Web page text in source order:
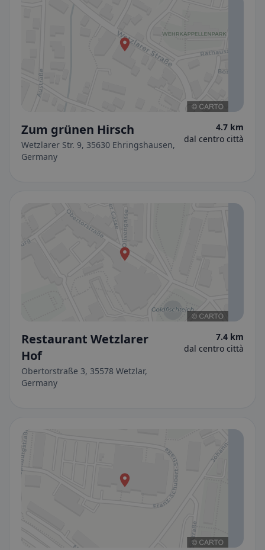
Zum grünen Hirsch
Wetzlarer Str. 9, 35630 Ehringshausen,
Germany
4.7 km
dal centro città
Restaurant Wetzlarer
Hof
Obertorstraße 3, 35578 Wetzlar,
Germany
7.4 km
dal centro città